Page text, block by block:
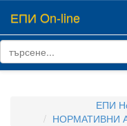
ЕПИ On-line
ЕПИ
НОРМАТИВНИ